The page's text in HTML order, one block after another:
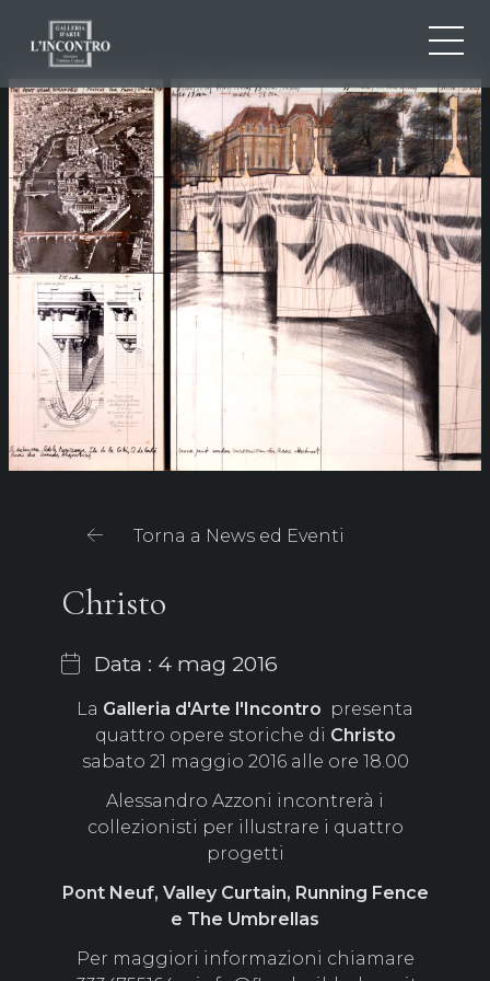
IT
EN
FR
CHI SIAMO
NEWS ED EVENTI
ARTISTI E OPERE
MOSTRE
CONTATTI
Torna a News ed Eventi
Christo
Data : 4 mag 2016
La Galleria d'Arte l'Incontro presenta
quattro opere storiche di Christo
sabato 21 maggio 2016 alle ore 18.00
Alessandro Azzoni incontrerà i
collezionisti per illustrare i quattro
progetti
Pont Neuf, Valley Curtain, Running Fence
e The Umbrellas
Per maggiori informazioni chiamare